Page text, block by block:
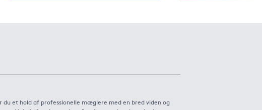
et hold af professionelle mæglere med en bred viden og